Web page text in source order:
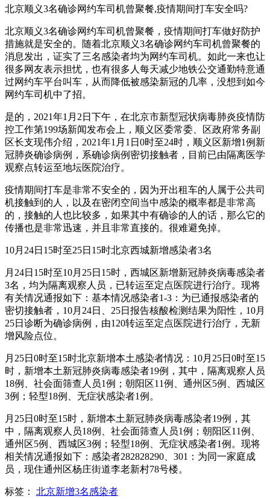
北京顺义3名确诊网约车司机曾聚餐,疫情期间打车安全吗?
北京顺义3名确诊网约车司机曾聚餐，疫情期间打车做好防护
措施就是安全的。随着北京顺义3名确诊网约车司机曾聚餐的
消息发出，证实了三名感染者均为网约车司机。如此一来也让
很多网友表示担忧，也有很多人每天减少地铁公交通勤特意通
过网约车平台叫车，从而降低被感染新冠的几率，没想到如今
网约车司机中了招。
是的，2021年1月2日下午，在北京市新型冠状病毒肺炎疫情防
控工作第199场新闻发布会上，顺义区委常委、区政府常务副
区长支现伟介绍，2021年1月1日0时至24时，顺义区新增1例新
冠肺炎确诊病例，系确诊病例密切接触者，目前已由隔离医学
观察点转运至地坛医院治疗。
疫情期间打车是非常不安全的，因为开出租车的人属于公共司
机接触到的人，以及在密闭空间当中感染的概率都是非常高
的，接触的人也比较多，如果其中有确诊的人的话，那么它的
传播也是非常迅速，并且非常直接的。很难避免掉。
10月24日15时至25日15时北京西城新增感染者3名
月24日15时至10月25日15时，西城区新增新冠肺炎病毒感染者
3名，均为隔离观察人员，已转运至定点医院进行治疗。现将
有关情况通报如下：基本情况感染者1-3：为已通报感染者的
密切接触者，10月24日、25日报告核酸检测结果为阳性，10月
25日诊断为确诊病例，由120转运至定点医院进行治疗，无新
增风险点位。
月25日0时至15时北京新增本土感染者情况：10月25日0时至15
时，新增本土新冠肺炎病毒感染者19例，其中，隔离观察人员
18例、社会面筛查人员1例；朝阳区11例、通州区5例、西城区
3例；轻型18例、无症状感染者1例。
月25日0时至15时，新增本土新冠肺炎病毒感染者19例，其
中，隔离观察人员18例、社会面筛查人员1例；朝阳区11例、
通州区5例、西城区3例；轻型18例、无症状感染者1例。现将
相关情况通报如下：感染者282828290、301：为同一家庭成
员，现住通州区杨庄街道李老新村78号楼。
标签： 北京新增3名感染者